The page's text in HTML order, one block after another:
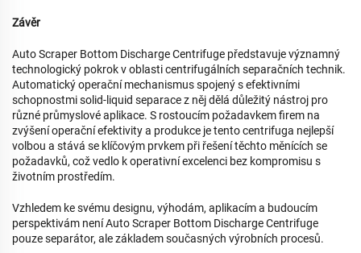
Závěr
Auto Scraper Bottom Discharge Centrifuge představuje významný
technologický pokrok v oblasti centrifugálních separačních technik.
Automatický operační mechanismus spojený s efektivními
schopnostmi solid-liquid separace z něj dělá důležitý nástroj pro
různé průmyslové aplikace. S rostoucím požadavkem firem na
zvýšení operační efektivity a produkce je tento centrifuga nejlepší
volbou a stává se klíčovým prvkem při řešení těchto měnících se
požadavků, což vedlo k operativní excelenci bez kompromisu s
životním prostředím.
Vzhledem ke svému designu, výhodám, aplikacím a budoucím
perspektivám není Auto Scraper Bottom Discharge Centrifuge
pouze separátor, ale základem současných výrobních procesů.